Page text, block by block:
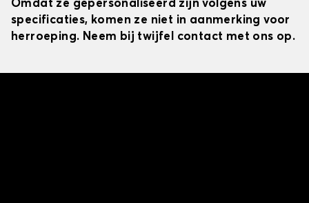
Omdat ze gepersonaliseerd zijn volgens uw
specificaties, komen ze niet in aanmerking voor
herroeping. Neem bij twijfel contact met ons op.